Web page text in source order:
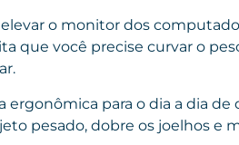
o monitor dos
que você precise curvar o
ergonômica para o dia a dia de
pesado, dobre os joelhos e